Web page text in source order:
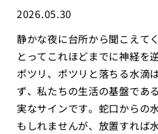
2026.05.30
静かな夜に台所から聞こえて
とってこれほどまでに神経を
ポツリ、ポツリと落ちる水滴
ず、私たちの生活の基盤であ
実なサインです。蛇口からの
もしれませんが、放置すれば